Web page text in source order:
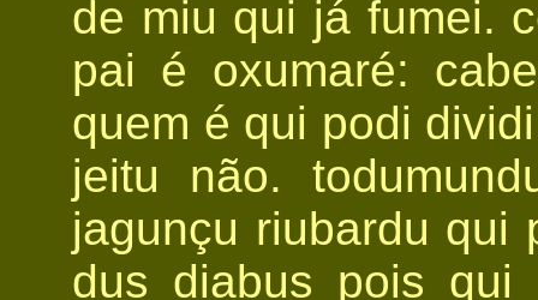
de miu qui já fumei.
pai é oxumaré:
quem é qui podi
jeitu não.
jagunçu riubardu qui
dus diabus pois qui